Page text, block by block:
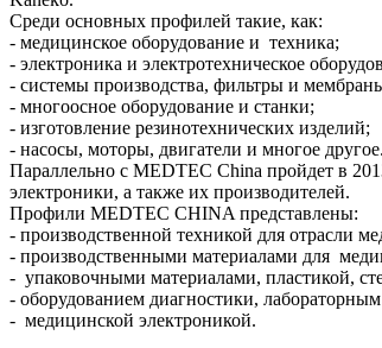
Среди основных профилей такие, как:
- медицинское оборудование и техника;
- электроника и электротехническое
- системы производства, фильтры и
- многоосное оборудование и станки;
- изготовление резинотехнических изделий;
- насосы, моторы, двигатели и многое другое.
Параллельно с MEDTEC China пройдет в
электроники, а также их производителей.
Профили MEDTEC CHINA представлены:
- производственной техникой для отрасли
- производственными материалами для
- упаковочными материалами, пластикой,
- оборудованием диагностики,
- медицинской электроникой.